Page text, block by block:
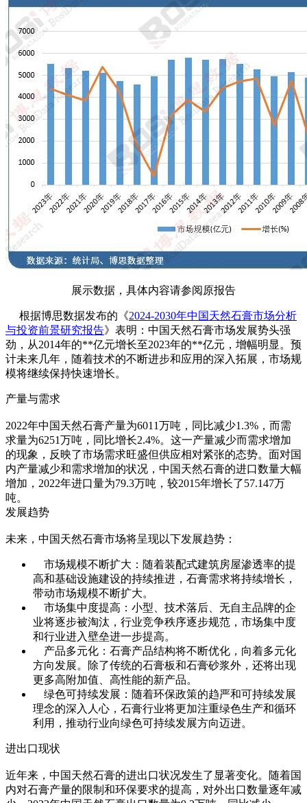
展示数据，具体内容请参阅原报告
根据博思数据发布的《2024-2030年中国天然石膏市场分析
与投资前景研究报告》表明：中国天然石膏市场发展势头强
劲，从2014年的**亿元增长至2023年的**亿元，增幅明显。预
计未来几年，随着技术的不断进步和应用的深入拓展，市场规
模将继续保持快速增长。
产量与需求
2022年中国天然石膏产量为6011万吨，同比减少1.3%，而需
求量为6251万吨，同比增长2.4%。这一产量减少而需求增加
的现象，反映了市场需求旺盛但供应相对紧张的态势。面对国
内产量减少和需求增加的状况，中国天然石膏的进口数量大幅
增加，2022年进口量为79.3万吨，较2015年增长了57.147万
吨。
发展趋势
未来，中国天然石膏市场将呈现以下发展趋势：
市场规模不断扩大：随着装配式建筑房屋渗透率的提
高和基础设施建设的持续推进，石膏需求将持续增长，
带动市场规模不断扩大。
市场集中度提高：小型、技术落后、无自主品牌的企
业将逐步被淘汰，行业竞争秩序逐步规范，市场集中度
和行业进入壁垒进一步提高。
产品多元化：石膏产品结构将不断优化，向着多元化
方向发展。除了传统的石膏板和石膏砂浆外，还将出现
更多高附加值、高性能的新产品。
绿色可持续发展：随着环保政策的趋严和可持续发展
理念的深入人心，石膏行业将更加注重绿色生产和循环
利用，推动行业向绿色可持续发展方向迈进。
进出口现状
近年来，中国天然石膏的进出口状况发生了显著变化。随着国
内对石膏产量的限制和环保要求的提高，对外出口数量逐年减